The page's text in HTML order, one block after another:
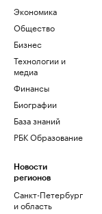
Экономика
Общество
Бизнес
Технологии и
медиа
Финансы
Биографии
База знаний
РБК Образование
Новости
регионов
Санкт-Петербург
и область